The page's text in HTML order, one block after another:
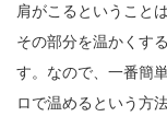
肩がこるということ
その部分を温かくす
す。なので、一番簡
ロで温めるという方